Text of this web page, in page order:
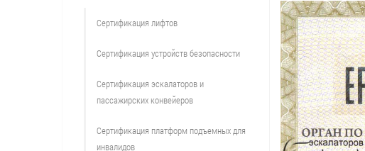
Сертификация лифтов
Сертификация устройств безопасности
Сертификация эскалаторов и
пассажирских конвейеров
Сертификация платформ подъемных для
инвалидов